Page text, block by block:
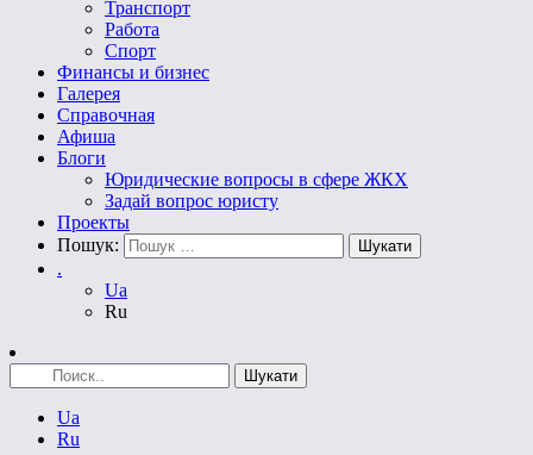
Транспорт
Работа
Спорт
Финансы и бизнес
Галерея
Справочная
Афиша
Блоги
Юридические вопросы в сфере ЖКХ
Задай вопрос юристу
Проекты
Пошук:
.
Ua
Ru
Ua
Ru